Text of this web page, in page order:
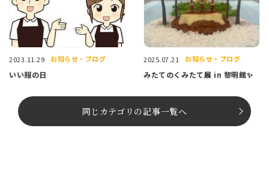
2023.11.29 お知らせ・ブログ
いい服の日
2025.07.21 お知らせ・ブログ
みたてのくみたて展 in 黎明館✨
同じカテゴリの記事⼀覧へ